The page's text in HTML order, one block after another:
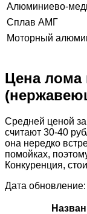
Алюминиево-
Сплав АМГ
Моторный
Цена лома
Средней ценой
считают 30-40
она нередко
помойках,
Конкуренция,
Дата